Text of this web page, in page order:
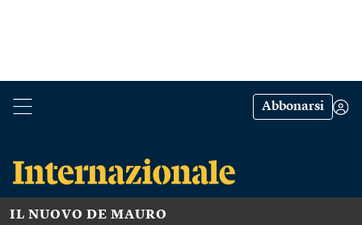
Abbonarsi
IL NUOVO DE MAURO